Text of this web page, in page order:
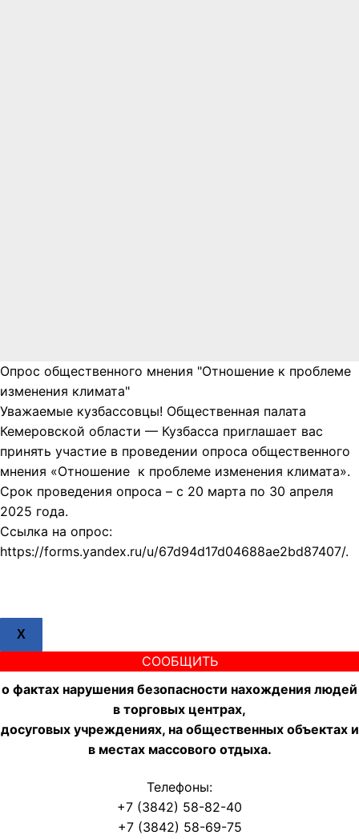
Опрос общественного мнения "Отношение к проблеме
изменения климата"
Уважаемые кузбассовцы! Общественная палата
Кемеровской области — Кузбасса приглашает вас
принять участие в проведении опроса общественного
мнения «Отношение к проблеме изменения климата».
Срок проведения опроса – с 20 марта по 30 апреля
2025 года.
Ссылка на опрос:
https://forms.yandex.ru/u/67d94d17d04688ae2bd87407/.
X
СООБЩИТЬ
о фактах нарушения безопасности нахождения людей
в торговых центрах,
досуговых учреждениях, на общественных объектах и
в местах массового отдыха.
Телефоны:
+7 (3842) 58-82-40
+7 (3842) 58-69-75